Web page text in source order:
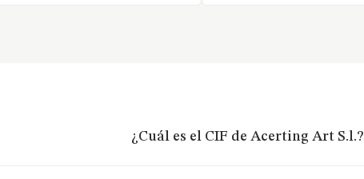
¿Cuál es el CIF de Acerting Art S.l.?